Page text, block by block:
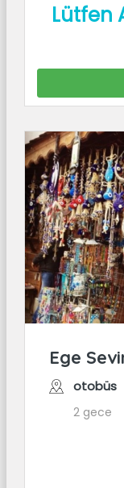
Lütfen
Ege
otobüs
2 gece